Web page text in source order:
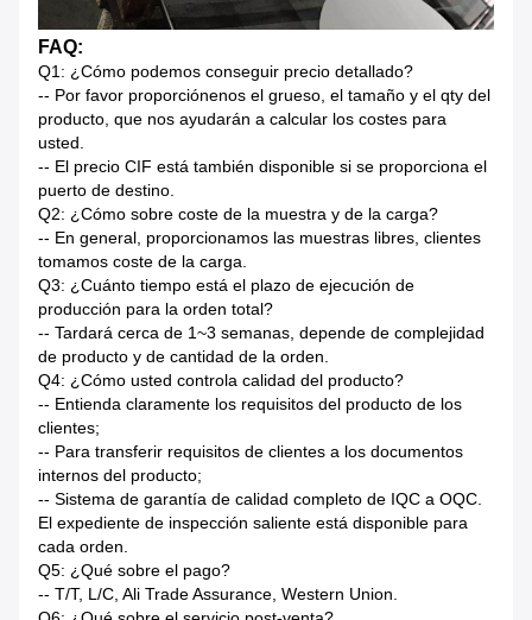
FAQ:
Q1: ¿Cómo podemos conseguir precio detallado?
-- Por favor proporciónenos el grueso, el tamaño y el qty del
producto, que nos ayudarán a calcular los costes para
usted.
-- El precio CIF está también disponible si se proporciona el
puerto de destino.
Q2: ¿Cómo sobre coste de la muestra y de la carga?
-- En general, proporcionamos las muestras libres, clientes
tomamos coste de la carga.
Q3: ¿Cuánto tiempo está el plazo de ejecución de
producción para la orden total?
-- Tardará cerca de 1~3 semanas, depende de complejidad
de producto y de cantidad de la orden.
Q4: ¿Cómo usted controla calidad del producto?
-- Entienda claramente los requisitos del producto de los
clientes;
-- Para transferir requisitos de clientes a los documentos
internos del producto;
-- Sistema de garantía de calidad completo de IQC a OQC.
El expediente de inspección saliente está disponible para
cada orden.
Q5: ¿Qué sobre el pago?
-- T/T, L/C, Ali Trade Assurance, Western Union.